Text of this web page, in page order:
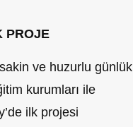
PROJE
ve huzurlu günlük
kurumları ile
ilk projesi